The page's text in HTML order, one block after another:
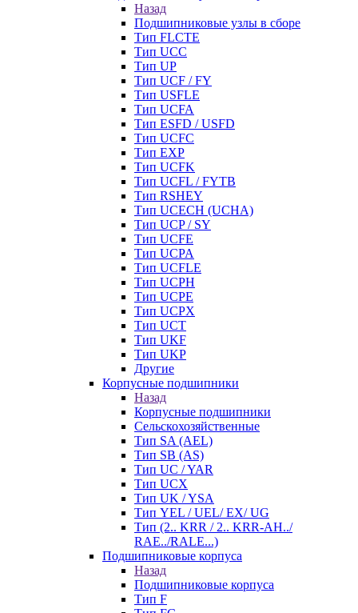
Назад
Подшипниковые узлы в сборе
Тип FLCTE
Тип UCC
Тип UP
Тип UCF / FY
Тип USFLE
Тип UCFA
Тип ESFD / USFD
Тип UCFC
Тип EXP
Тип UCFK
Тип UCFL / FYTB
Тип RSHEY
Тип UCECH (UCHA)
Тип UCP / SY
Тип UCFE
Тип UCPA
Тип UCFLE
Тип UCPH
Тип UCPE
Тип UCPX
Тип UCT
Тип UKF
Тип UKP
Другие
Корпусные подшипники
Назад
Корпусные подшипники
Сельскохозяйственные
Тип SA (AEL)
Тип SB (AS)
Тип UC / YAR
Тип UCX
Тип UK / YSA
Тип YEL / UEL/ EX/ UG
Тип (2.. KRR / 2.. KRR-AH../
RAE../RALE...)
Подшипниковые корпуса
Назад
Подшипниковые корпуса
Тип F